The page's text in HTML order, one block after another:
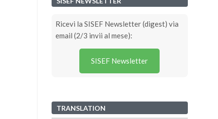
Ricevi la SISEF Newsletter (digest) via
email (2/3 invii al mese):
SISEF Newsletter
TRANSLATION